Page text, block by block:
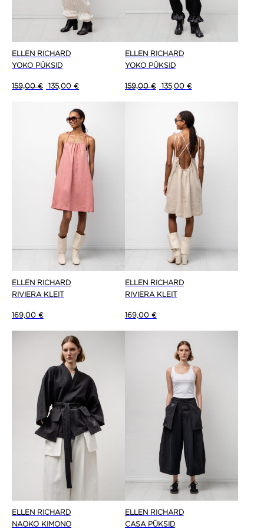
ELLEN RICHARD
YOKO PÜKSID
159,00€ Algne hind oli: 159,00 €.
135,00 €Current price is: 135,00 €.
ELLEN RICHARD
YOKO PÜKSID
159,00€ Algne hind oli: 159,00 €.
135,00 €Current price is:
ELLEN RICHARD
RIVIERA KLEIT
169,00 €
ELLEN RICHARD
RIVIERA KLEIT
169,00 €
ELLEN RICHARD
NAOKO KIMONO
ELLEN RICHARD
CASA PÜKSID